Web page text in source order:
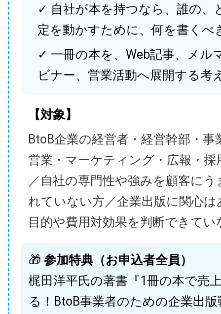
✓ 自社が本を持つなら、誰の、
定を動かすために、何を書くべ
✓ 一冊の本を、Web記事、メル
ビナー、営業活動へ展開する考
【対象】
BtoB企業の経営者・経営幹部・事
営業・マーケティング・広報・採
／自社の専門性や強みを顧客に
れていない方／企業出版に関心
目的や費用対効果を判断できてい
🎁 参加特典（お申込者全員）
梶田洋平氏の著書『1冊の本で売
る！BtoB事業者のための企業出